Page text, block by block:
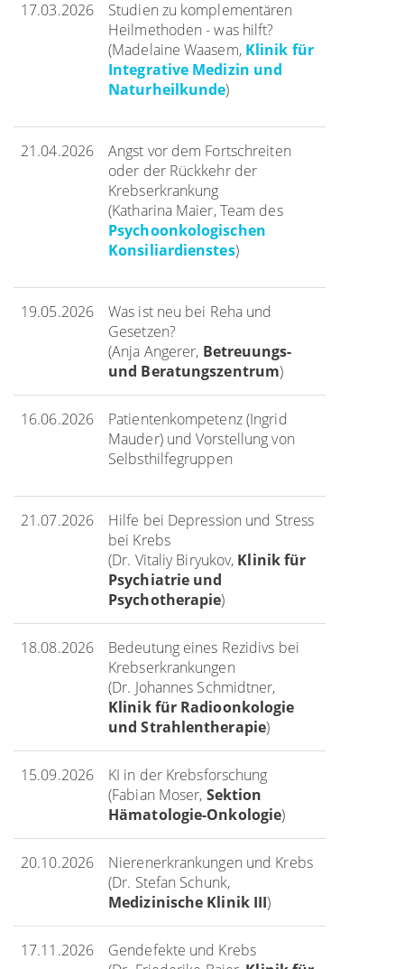
17.03.2026
Studien zu komplementären
Heilmethoden - was hilft?
(Madelaine Waasem, Klinik für
Integrative Medizin und
Naturheilkunde)
21.04.2026
Angst vor dem Fortschreiten
oder der Rückkehr der
Krebserkrankung
(Katharina Maier, Team des
Psychoonkologischen
Konsiliardienstes)
19.05.2026
Was ist neu bei Reha und
Gesetzen?
(Anja Angerer, Betreuungs-
und Beratungszentrum)
16.06.2026
Patientenkompetenz (Ingrid
Mauder) und Vorstellung von
Selbsthilfegruppen
21.07.2026
Hilfe bei Depression und Stress
bei Krebs
(Dr. Vitaliy Biryukov, Klinik für
Psychiatrie und
Psychotherapie)
18.08.2026
Bedeutung eines Rezidivs bei
Krebserkrankungen
(Dr. Johannes Schmidtner,
Klinik für Radioonkologie
und Strahlentherapie)
15.09.2026
KI in der Krebsforschung
(Fabian Moser, Sektion
Hämatologie-Onkologie)
20.10.2026
Nierenerkrankungen und Krebs
(Dr. Stefan Schunk,
Medizinische Klinik III)
17.11.2026
Gendefekte und Krebs